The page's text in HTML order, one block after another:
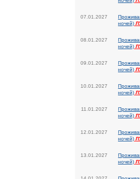
07.01.2027
ночей)
08.01.2027
ночей)
09.01.2027
ночей)
10.01.2027
ночей)
11.01.2027
ночей)
12.01.2027
ночей)
13.01.2027
ночей)